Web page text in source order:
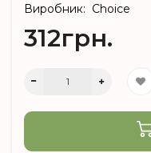
Виробник: Choice
312грн.